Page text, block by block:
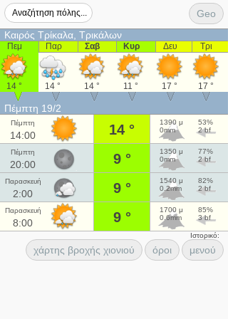
Geo
Καιρός Τρίκαλα, Τρικάλων
Πεμ
14 °
Παρ
14 °
Σαβ
14 °
Κυρ
11 °
Δευ
17 °
Τρι
17 °
Πέμπτη 19/2
Πέμπτη
14:00 14 °
1390 μ
0mm
53%
2 bf
Πέμπτη
20:00 9 °
1350 μ
0mm
77%
2 bf
Παρασκευή
2:00 9 °
1540 μ
0.2mm
82%
2 bf
Παρασκευή
8:00 9 °
1700 μ
0.6mm
85%
3 bf
Ιστορικό:
χάρτης βροχής χιονιού όροι μενού